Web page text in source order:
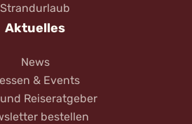
Strandurlaub
Aktuelles
News
& Events
Reiseratgeber
bestellen